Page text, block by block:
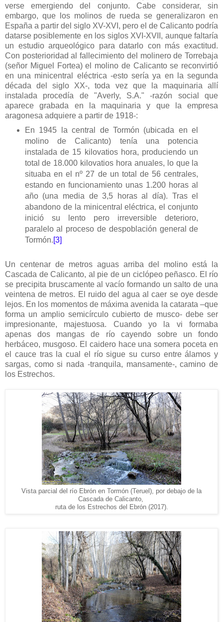
verse emergiendo del conjunto. Cabe considerar, sin
embargo, que los molinos de rueda se generalizaron en
España a partir del siglo XV-XVI, pero el de Calicanto podría
datarse posiblemente en los siglos XVI-XVII, aunque faltaría
un estudio arqueológico para datarlo con más exactitud.
Con posterioridad al fallecimiento del molinero de Torrebaja
(señor Miguel Fortea) el molino de Calicanto se reconvirtió
en una minicentral eléctrica -esto sería ya en la segunda
década del siglo XX-, toda vez que la maquinaria allí
instalada procedía de "Averly, S.A." -razón social que
aparece grabada en la maquinaria y que la empresa
aragonesa adquiere a partir de 1918-:
En 1945 la central de Tormón (ubicada en el
molino de Calicanto) tenía una potencia
instalada de 15 kilovatios hora, produciendo un
total de 18.000 kilovatios hora anuales, lo que la
situaba en el nº 27 de un total de 56 centrales,
estando en funcionamiento unas 1.200 horas al
año (una media de 3,5 horas al día). Tras el
abandono de la minicentral eléctrica, el conjunto
inició su lento pero irreversible deterioro,
paralelo al proceso de despoblación general de
Tormón.[3]
Un centenar de metros aguas arriba del molino está la
Cascada de Calicanto, al pie de un ciclópeo peñasco. El río
se precipita bruscamente al vacío formando un salto de una
veintena de metros. El ruido del agua al caer se oye desde
lejos. En los momentos de máxima avenida la catarata –que
forma un amplio semicírculo cubierto de musco- debe ser
impresionante, majestuosa. Cuando yo la vi formaba
apenas dos mangas de río cayendo sobre un fondo
herbáceo, musgoso. El caidero hace una somera poceta en
el cauce tras la cual el río sigue su curso entre álamos y
sargas, como si nada -tranquila, mansamente-, camino de
los Estrechos.
Vista parcial del río Ebrón en Tormón (Teruel), por debajo de la
Cascada de Calicanto,
ruta de los Estrechos del Ebrón (2017).